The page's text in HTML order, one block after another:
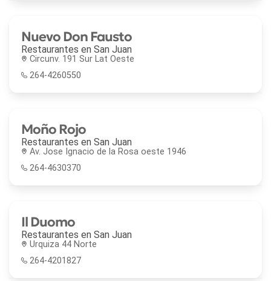
Nuevo Don Fausto
Restaurantes en San Juan
Circunv. 191 Sur Lat Oeste
264-4260550
Moño Rojo
Restaurantes en San Juan
Av. Jose Ignacio de la Rosa oeste 1946
264-4630370
Il Duomo
Restaurantes en San Juan
Urquiza 44 Norte
264-4201827